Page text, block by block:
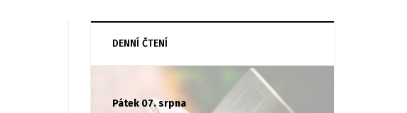
DENNÍ ČTENÍ
Pátek 07. srpna